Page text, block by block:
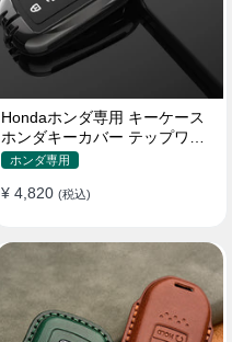
Hondaホンダ専用 キーケース
ホンダキーカバー テップワゴ
ン アコード ヴェゼル グレイス
防止 高級本革/TPU/亜鉛合金
ホンダ専用
¥ 4,820 (税込)